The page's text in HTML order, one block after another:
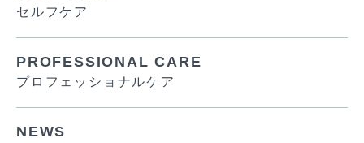
セルフケア
PROFESSIONAL CARE
プロフェッショナルケア
NEWS